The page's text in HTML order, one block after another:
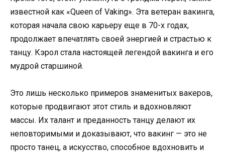
известной как «Queen of Vaking». Эта ветеран вакинга,
которая начала свою карьеру еще в 70-х годах,
продолжает впечатлять своей энергией и страстью к
танцу. Кэрол стала настоящей легендой вакинга и его
мудрой старшиной.
Это лишь несколько примеров знаменитых вакеров,
которые продвигают этот стиль и вдохновляют
массы. Их талант и преданность танцу делают их
неповторимыми и доказывают, что вакинг — это не
просто танец, а искусство, способное вдохновить и